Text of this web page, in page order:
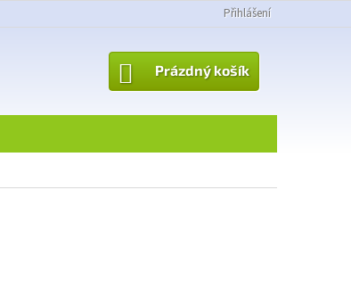
Přihlášení
NÁKUPNÍ
KOŠÍK
Prázdný košík